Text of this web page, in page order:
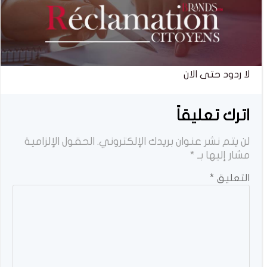
لا ردود حتى الان
اترك تعليقاً
لن يتم نشر عنوان بريدك الإلكتروني. الحقول الإلزامية
مشار إليها بـ *
التعليق *